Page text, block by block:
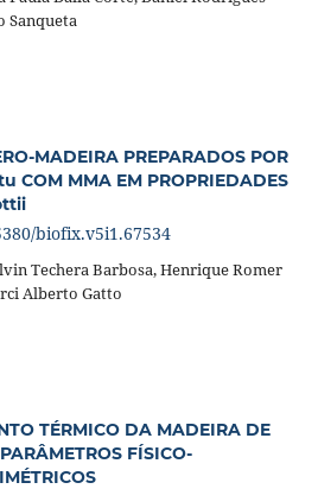
Sanqueta
MADEIRA PREPARADOS POR
COM MMA EM PROPRIEDADES
biofix.v5i1.67534
Techera Barbosa, Henrique Romer
Alberto Gatto
TÉRMICO DA MADEIRA DE
FÍSICO-